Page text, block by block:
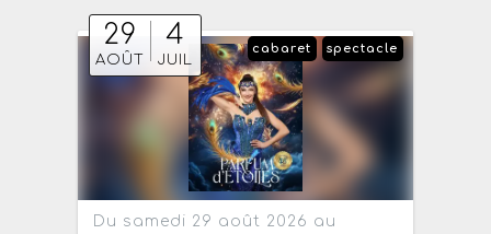
29
AOÛT
4
JUIL
spectacle
cabaret
Du samedi 29 août 2026 au